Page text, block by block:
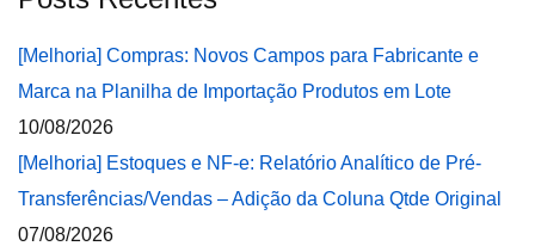
[Melhoria] Compras: Novos Campos para Fabricante e
Marca na Planilha de Importação Produtos em Lote
10/08/2026
[Melhoria] Estoques e NF-e: Relatório Analítico de Pré-
Transferências/Vendas – Adição da Coluna Qtde Original
07/08/2026